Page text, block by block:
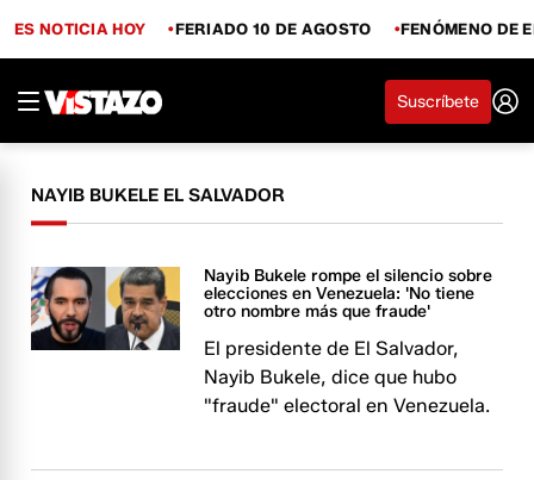
ES NOTICIA HOY FERIADO 10 DE AGOSTO FENÓMENO DE
Suscríbete
NAYIB BUKELE EL SALVADOR
Nayib Bukele rompe el silencio sobre
elecciones en Venezuela: 'No tiene
otro nombre más que fraude'
El presidente de El Salvador,
Nayib Bukele, dice que hubo
"fraude" electoral en Venezuela.